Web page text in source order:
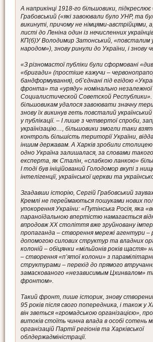
А наприкінці 1918-го більшовики, підкреслює
Грабовський («які завоювали було УНР, та
викинуті, причому не німцями-австрійцями, а,
листі до Леніна один із нечисленних
КП(б)У Володимир Затонський, «повсталим
народом»), знову ринули до України, і знову
«З різномастої публіки були сформовані
«бригади» (простіше кажучи –
бандформування), об’єднані під егідою
фронта» та «уряду» номінально
Социалистической Советской Республики».
більшовикам удалося завоювати значну
знову їх викинув геть повсталий
у публікації. – І лише з четвертої спроби,
українізацію…, більшовики змогли таки
контроль більшість території України,
іншим державам. А Харків зробили
одно Україна залишалася, за словами
експерта, як Сталін, «слабкою ланкою»
І тоді був ініційований Голодомор вкупі з
інтелігенції, української церкви та
Згадавши історію, Сергій Грабовський
Кремлі не переймаються пошуками нових
упокорення України: «Путінська Росія, яка
параноїдальною впертістю намагається
впродовж ХХ століття вже зруйновану
пропаганда – створення мережі агентури –
допомогою силових структур та владних
колоній – обіцянки «мільйонів років щастя»
– створення «п’ятої колони» з
структурами – перехід до прямого
замаскованого «независимым Цхинвалом»
фронтом».
Такий фронт, пише історик, знову
95 років після свого попередника, і також у
він зветься «громадською організацією»,
витоків стоїть чинна влада в особі сотень
організацій Партії регіонів та Харківської
облдержадміністрації.